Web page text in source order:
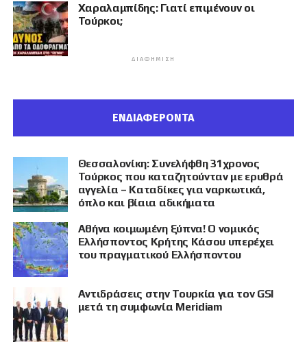
Χαραλαμπίδης: Γιατί επιμένουν οι
Τούρκοι;
ΔΙΑΦΉΜΙΣΗ
ΕΝΔΙΑΦΕΡΟΝΤΑ
Θεσσαλονίκη: Συνελήφθη 31χρονος
Τούρκος που καταζητούνταν με ερυθρά
αγγελία – Καταδίκες για ναρκωτικά,
όπλο και βίαια αδικήματα
Αθήνα κοιμωμένη ξύπνα! Ο νομικός
Ελλήσποντος Κρήτης Κάσου υπερέχει
του πραγματικού Ελλήσποντου
Αντιδράσεις στην Τουρκία για τον GSI
μετά τη συμφωνία Meridiam